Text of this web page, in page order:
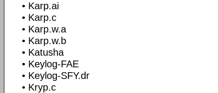
• Karp.ai
• Karp.c
• Karp.w.a
• Karp.w.b
• Katusha
• Keylog-FAE
• Keylog-SFY.dr
• Kryp.c